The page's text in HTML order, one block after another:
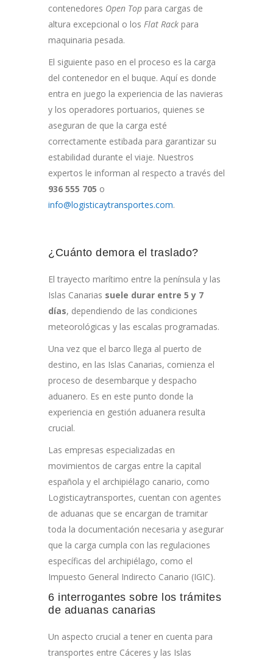
contenedores Open Top para cargas de
altura excepcional o los Flat Rack para
maquinaria pesada.
El siguiente paso en el proceso es la carga
del contenedor en el buque. Aquí es donde
entra en juego la experiencia de las navieras
y los operadores portuarios, quienes se
aseguran de que la carga esté
correctamente estibada para garantizar su
estabilidad durante el viaje. Nuestros
expertos le informan al respecto a través del
936 555 705 o
info@logisticaytransportes.com.
¿Cuánto demora el traslado?
El trayecto marítimo entre la península y las
Islas Canarias suele durar entre 5 y 7
días, dependiendo de las condiciones
meteorológicas y las escalas programadas.
Una vez que el barco llega al puerto de
destino, en las Islas Canarias, comienza el
proceso de desembarque y despacho
aduanero. Es en este punto donde la
experiencia en gestión aduanera resulta
crucial.
Las empresas especializadas en
movimientos de cargas entre la capital
española y el archipiélago canario, como
Logisticaytransportes, cuentan con agentes
de aduanas que se encargan de tramitar
toda la documentación necesaria y asegurar
que la carga cumpla con las regulaciones
específicas del archipiélago, como el
Impuesto General Indirecto Canario (IGIC).
6 interrogantes sobre los trámites
de aduanas canarias
Un aspecto crucial a tener en cuenta para
transportes entre Cáceres y las Islas